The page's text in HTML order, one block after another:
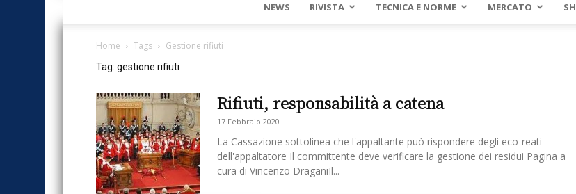
Assinews.it
NEWS RIVISTA TECNICA E NORME MERCATO
Home Tags Gestione rifiuti
Tag: gestione rifiuti
Rifiuti, responsabilità a catena
17 Febbraio 2020
La Cassazione sottolinea che l'appaltante può rispondere degli eco-reati
dell'appaltatore Il committente deve verificare la gestione dei residui Pagina a
cura di Vincenzo DraganiIl...